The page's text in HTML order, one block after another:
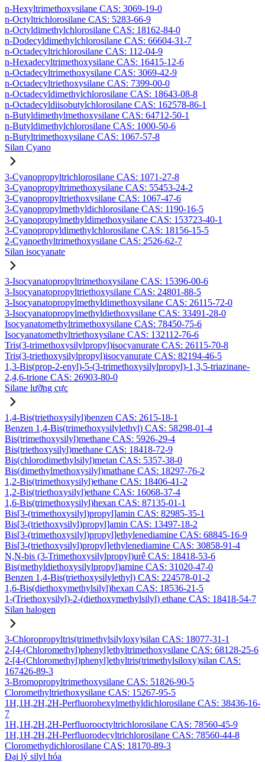
n-Hexyltrimethoxysilane CAS: 3069-19-0
n-Octyltrichlorosilane CAS: 5283-66-9
n-Octyldimethylchlorosilane CAS: 18162-84-0
n-Dodecyldimethylchlorosilane CAS: 66604-31-7
n-Octadecyltrichlorosilane CAS: 112-04-9
n-Hexadecyltrimethoxysilane CAS: 16415-12-6
n-Octadecyltrimethoxysilane CAS: 3069-42-9
n-Octadecyltriethoxysilane CAS: 7399-00-0
n-Octadecyldimethylchlorosilane CAS: 18643-08-8
n-Octadecyldiisobutylchlorosilane CAS: 162578-86-1
n-Butyldimethylmethoxysilane CAS: 64712-50-1
n-Butyldimethylchlorosilane CAS: 1000-50-6
n-Butyltrimethoxysilane CAS: 1067-57-8
Silan Cyano
3-Cyanopropyltrichlorosilane CAS: 1071-27-8
3-Cyanopropyltrimethoxysilane CAS: 55453-24-2
3-Cyanopropyltriethoxysilane CAS: 1067-47-6
3-Cyanopropylmethyldichlorosilane CAS: 1190-16-5
3-Cyanopropylmethyldimethoxysilane CAS: 153723-40-1
3-Cyanopropyldimethylchlorosilane CAS: 18156-15-5
2-Cyanoethyltrimethoxysilane CAS: 2526-62-7
Silan isocyanate
3-Isocyanatopropyltrimethoxysilane CAS: 15396-00-6
3-Isocyanatopropyltriethoxysilane CAS: 24801-88-5
3-Isocyanatopropylmethyldimethoxysilane CAS: 26115-72-0
3-Isocyanatopropylmethyldiethoxysilane CAS: 33491-28-0
Isocyanatomethyltrimethoxysilane CAS: 78450-75-6
Isocyanatomethyltriethoxysilane CAS: 132112-76-6
Tris(3-trimethoxysilylpropyl)isocyanurate CAS: 26115-70-8
Tris(3-triethoxysilylpropyl)isocyanurate CAS: 82194-46-5
1,3-Bis(prop-2-enyl)-5-(3-trimethoxysilylpropyl)-1,3,5-triazinane-
2,4,6-trione CAS: 26903-80-0
Silane lưỡng cực
1,4-Bis(triethoxysilyl)benzen CAS: 2615-18-1
Benzen 1,4-Bis(trimethoxysilylethyl) CAS: 58298-01-4
Bis(trimethoxysilyl)methane CAS: 5926-29-4
Bis(triethoxysilyl)methane CAS: 18418-72-9
Bis(chlorodimethylsilyl)metan CAS: 5357-38-0
Bis(dimethylmethoxysilyl)mathane CAS: 18297-76-2
1,2-Bis(trimethoxysilyl)ethane CAS: 18406-41-2
1,2-Bis(triethoxysilyl)ethane CAS: 16068-37-4
1,6-Bis(trimethoxysilyl)hexan CAS: 87135-01-1
Bis[3-(trimethoxysilyl)propyl]amin CAS: 82985-35-1
Bis[3-(triethoxysilyl)propyl]amin CAS: 13497-18-2
Bis[3-(trimethoxysilyl)propyl]ethylenediamine CAS: 68845-16-9
Bis[3-(triethoxysilyl)propyl]ethylenediamine CAS: 30858-91-4
N,N-bis (3-Trimethoxysilylpropyl)urê CAS: 18418-53-6
Bis(methyldiethoxysilylpropyl)amine CAS: 31020-47-0
Benzen 1,4-Bis(triethoxysilylethyl) CAS: 224578-01-2
1,6-Bis(diethoxymethylsilyl)hexan CAS: 18536-21-5
1-(Triethoxysilyl)-2-(diethoxymethylsilyl) ethane CAS: 18418-54-7
Silan halogen
3-Chloropropyltris(trimethylsilyloxy)silan CAS: 18077-31-1
2-[4-(Chloromethyl)phenyl]ethyltrimethoxysilane CAS: 68128-25-6
2-[4-(Chloromethyl)phenyl]ethyltris(trimethylsiloxy)silan CAS:
167426-89-3
3-Bromopropyltrimethoxysilane CAS: 51826-90-5
Cloromethyltriethoxysilane CAS: 15267-95-5
1H,1H,2H,2H-Perfluorohexylmethyldichlorosilane CAS: 38436-16-
7
1H,1H,2H,2H-Perfluorooctyltrichlorosilane CAS: 78560-45-9
1H,1H,2H,2H-Perfluorodecyltrichlorosilane CAS: 78560-44-8
Cloromethydichlorosilane CAS: 18170-89-3
Đại lý silyl hóa